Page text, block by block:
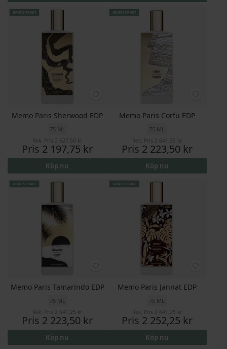
GRATIS FRAKT
Memo Paris Sherwood EDP
75 ML
Rek. Pris 2 627,50 kr
Pris 2 197,75 kr
Köp nu
GRATIS FRAKT
Memo Paris Corfu EDP
75 ML
Rek. Pris 2 641,25 kr
Pris 2 223,50 kr
Köp nu
GRATIS FRAKT
Memo Paris Tamarindo EDP
75 ML
Rek. Pris 2 641,25 kr
Pris 2 223,50 kr
Köp nu
GRATIS FRAKT
Memo Paris Jannat EDP
75 ML
Rek. Pris 2 641,25 kr
Pris 2 252,25 kr
Köp nu